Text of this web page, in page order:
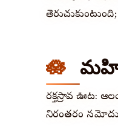
రక్తస్రావ ఊట:
నిరంతరం